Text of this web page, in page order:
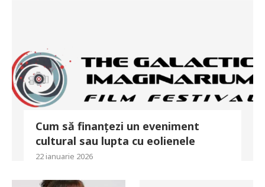
Cum să finanțezi un eveniment
cultural sau lupta cu eolienele
22 ianuarie 2026